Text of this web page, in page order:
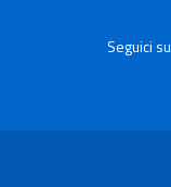
Seguici su